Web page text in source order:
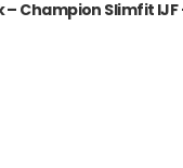
Champion Slimfit IJF